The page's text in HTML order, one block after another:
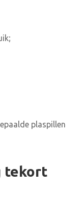
plaspillen
tekort